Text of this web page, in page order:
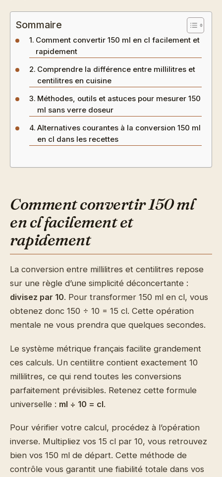
Sommaire
Comment convertir 150 ml en cl facilement et
rapidement
Comprendre la différence entre millilitres et
centilitres en cuisine
Méthodes, outils et astuces pour mesurer 150
ml sans verre doseur
Alternatives courantes à la conversion 150 ml
en cl dans les recettes
Comment convertir 150 ml
en cl facilement et
rapidement
La conversion entre millilitres et centilitres repose
sur une règle d’une simplicité déconcertante :
divisez par 10. Pour transformer 150 ml en cl, vous
obtenez donc 150 ÷ 10 = 15 cl. Cette opération
mentale ne vous prendra que quelques secondes.
Le système métrique français facilite grandement
ces calculs. Un centilitre contient exactement 10
millilitres, ce qui rend toutes les conversions
parfaitement prévisibles. Retenez cette formule
universelle : ml ÷ 10 = cl.
Pour vérifier votre calcul, procédez à l’opération
inverse. Multipliez vos 15 cl par 10, vous retrouvez
bien vos 150 ml de départ. Cette méthode de
contrôle vous garantit une fiabilité totale dans vos